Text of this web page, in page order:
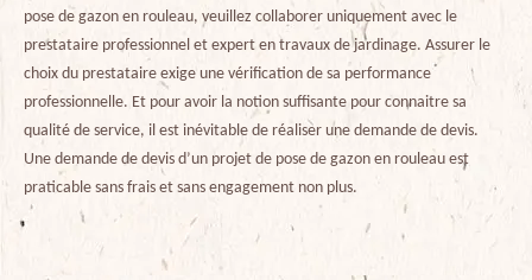
pose de gazon en rouleau, veuillez collaborer uniquement avec le
prestataire professionnel et expert en travaux de jardinage. Assurer le
choix du prestataire exige une vérification de sa performance
professionnelle. Et pour avoir la notion suffisante pour connaitre sa
qualité de service, il est inévitable de réaliser une demande de devis.
Une demande de devis d’un projet de pose de gazon en rouleau est
praticable sans frais et sans engagement non plus.